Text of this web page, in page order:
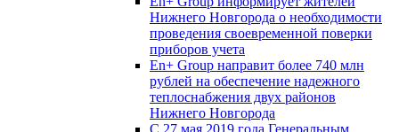
Нижнего Новгорода о необходимости
проведения своевременной поверки
приборов учета
En+ Group направит более 740 млн
рублей на обеспечение надежного
теплоснабжения двух районов
Нижнего Новгорода